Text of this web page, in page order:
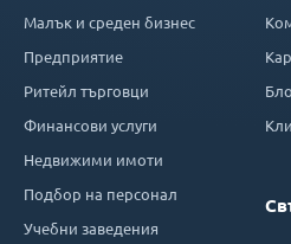
Малък и среден бизнес
Предприятие
Ритейл търговци
Финансови услуги
Недвижими имоти
Подбор на персонал
Учебни заведения